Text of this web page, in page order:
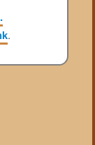
.